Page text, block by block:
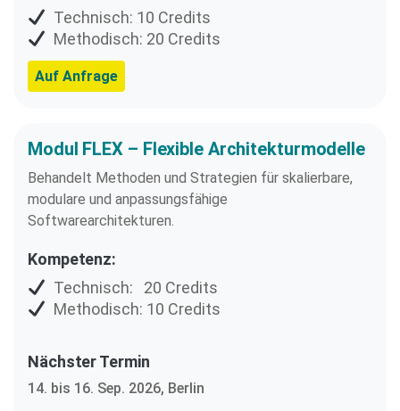
Technisch: 10 Credits
Methodisch: 20 Credits
Auf Anfrage
Modul FLEX – Flexible Architekturmodelle​
Behandelt Methoden und Strategien für skalierbare,
modulare und anpassungsfähige
Softwarearchitekturen.
Kompetenz:
Technisch: 20 Credits
Methodisch: 10 Credits
Nächster Termin
14. bis 16. Sep. 2026, Berlin